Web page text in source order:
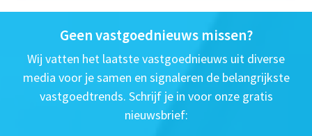
Geen vastgoednieuws missen?
Wij vatten het laatste vastgoednieuws uit diverse
media voor je samen en signaleren de belangrijkste
vastgoedtrends. Schrijf je in voor onze gratis
nieuwsbrief: